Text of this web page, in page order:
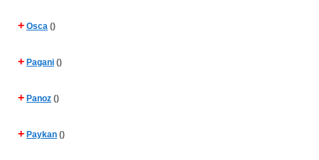
+ Osca ()
+ Pagani ()
+ Panoz ()
+ Paykan ()